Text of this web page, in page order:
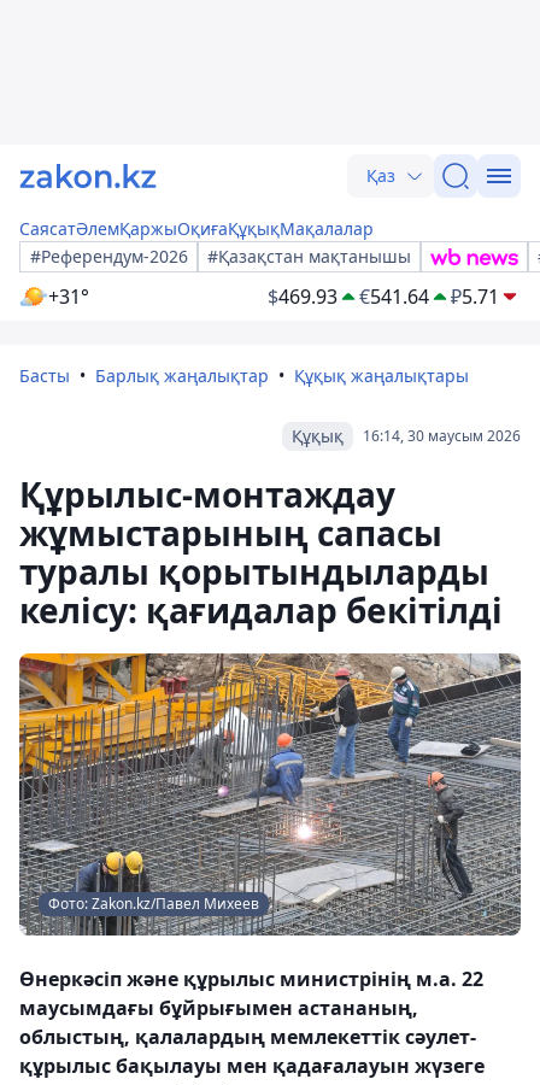
Қаз
СаясатӘлемҚаржыОқиғаҚұқықМақалалар
#Референдум-2026
#Қазақстан мақтанышы
+31° $469.93 €541.64 ₽5.71
Басты Барлық жаңалықтар Құқық жаңалықтары
16:14, 30 маусым 2026
Құқық
Құрылыс-монтаждау
жұмыстарының сапасы
туралы қорытындыларды
келісу: қағидалар бекітілді
Фото: Zakon.kz/Павел Михеев
Өнеркәсіп және құрылыс министрінің м.а. 22
маусымдағы бұйрығымен астананың,
облыстың, қалалардың мемлекеттік сәулет-
құрылыс бақылауы мен қадағалауын жүзеге